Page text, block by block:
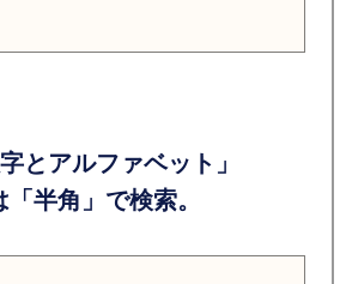
とアルファベット」
半角」で検索。